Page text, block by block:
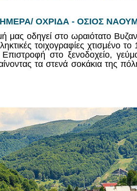
ΟΧΡΙΔΑ - ΟΣΙΟΣ
μας οδηγεί στο ωραιότατο
τοιχογραφίες χτισμένο
στο ξενοδοχείο,
τα στενά σοκάκια της